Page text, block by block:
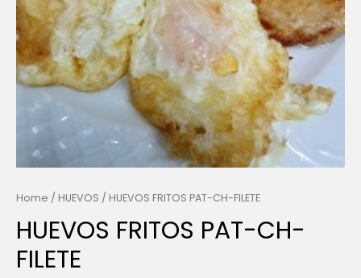
Home / HUEVOS / HUEVOS FRITOS PAT-CH-FILETE
HUEVOS FRITOS PAT-CH-
FILETE